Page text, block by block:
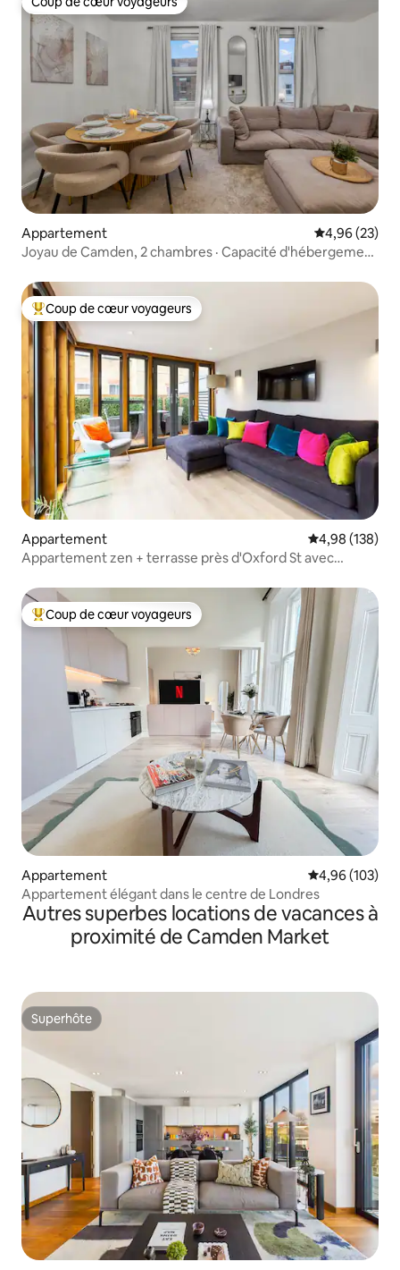
Coup de cœur voyageurs
Appartement Évaluation
4,96 (23)
Joyau de Camden, 2 chambres · Capacité d'hébergement
Coups de cœur voyageurs les plus appréciés
Coup de cœur voyageurs
Appartement Évaluation
4,98 (138)
Appartement zen + terrasse près d'Oxford St avec
Coups de cœur voyageurs les plus appréciés
Coup de cœur voyageurs
Appartement Évaluation
4,96 (103)
Appartement élégant dans le centre de Londres
Autres superbes locations de vacances à
proximité de Camden Market
Superhôte
Superhôte